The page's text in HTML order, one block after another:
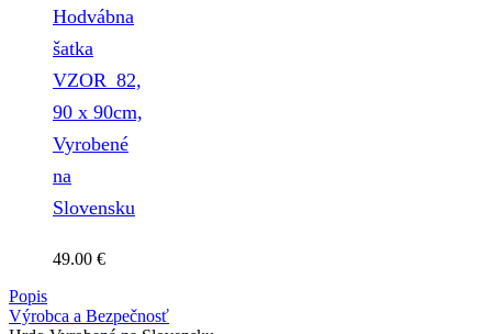
Hodvábna
šatka
VZOR_82,
90 x 90cm,
Vyrobené
na
Slovensku
49.00 €
Popis
Výrobca a Bezpečnosť